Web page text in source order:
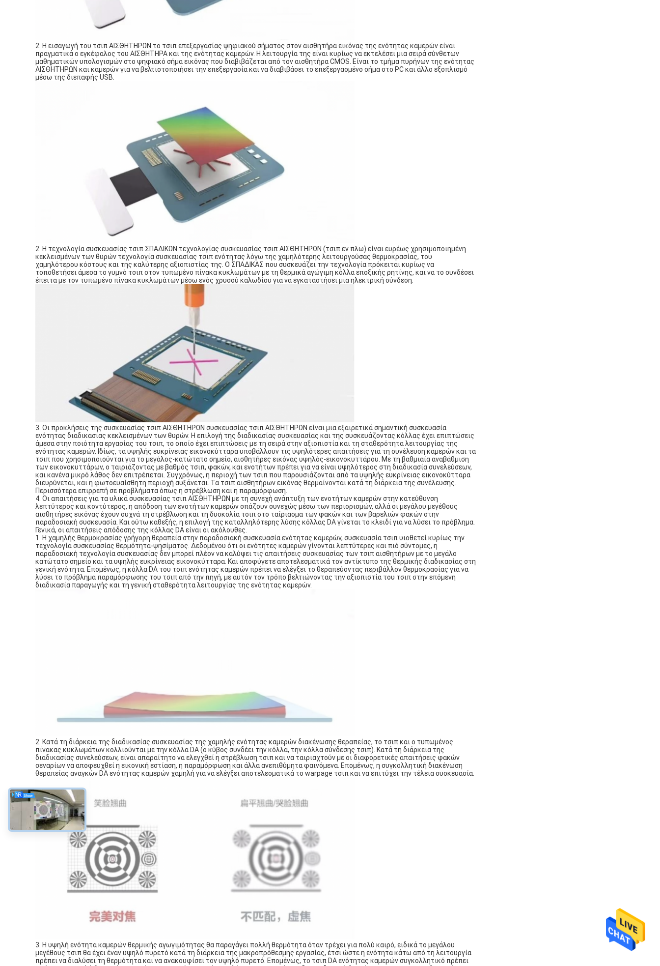
2. Η εισαγωγή του τσιπ ΑΙΣΘΗΤΗΡΩΝ το τσιπ επεξεργασίας ψηφιακού σήματος στον αισθητήρα εικόνας της ενότητας καμερών είναι
πραγματικά ο εγκέφαλος του ΑΙΣΘΗΤΗΡΑ και της ενότητας καμερών. Η λειτουργία της είναι κυρίως να εκτελέσει μια σειρά σύνθετων
μαθηματικών υπολογισμών στο ψηφιακό σήμα εικόνας που διαβιβάζεται από τον αισθητήρα CMOS. Είναι το τμήμα πυρήνων της ενότητας
ΑΙΣΘΗΤΗΡΩΝ και καμερών για να βελτιστοποιήσει την επεξεργασία και να διαβιβάσει το επεξεργασμένο σήμα στο PC και άλλο εξοπλισμό
μέσω της διεπαφής USB.
2. Η τεχνολογία συσκευασίας τσιπ ΣΠΑΔΙΚΩΝ τεχνολογίας συσκευασίας τσιπ ΑΙΣΘΗΤΗΡΩΝ (τσιπ εν πλω) είναι ευρέως χρησιμοποιημένη
κεκλεισμένων των θυρών τεχνολογία συσκευασίας τσιπ ενότητας λόγω της χαμηλότερης λειτουργούσας θερμοκρασίας, του
χαμηλότερου κόστους και της καλύτερης αξιοπιστίας της. Ο ΣΠΑΔΙΚΑΣ που συσκευάζει την τεχνολογία πρόκειται κυρίως να
τοποθετήσει άμεσα το γυμνό τσιπ στον τυπωμένο πίνακα κυκλωμάτων με τη θερμικά αγώγιμη κόλλα εποξικής ρητίνης, και να το συνδέσει
έπειτα με τον τυπωμένο πίνακα κυκλωμάτων μέσω ενός χρυσού καλωδίου για να εγκαταστήσει μια ηλεκτρική σύνδεση.
3. Οι προκλήσεις της συσκευασίας τσιπ ΑΙΣΘΗΤΗΡΩΝ συσκευασίας τσιπ ΑΙΣΘΗΤΗΡΩΝ είναι μια εξαιρετικά σημαντική συσκευασία
ενότητας διαδικασίας κεκλεισμένων των θυρών. Η επιλογή της διαδικασίας συσκευασίας και της συσκευάζοντας κόλλας έχει επιπτώσεις
άμεσα στην ποιότητα εργασίας του τσιπ, το οποίο έχει επιπτώσεις με τη σειρά στην αξιοπιστία και τη σταθερότητα λειτουργίας της
ενότητας καμερών. Ιδίως, τα υψηλής ευκρίνειας εικονοκύτταρα υποβάλλουν τις υψηλότερες απαιτήσεις για τη συνέλευση καμερών και τα
τσιπ που χρησιμοποιούνται για το μεγάλος-κατώτατο σημείο, αισθητήρες εικόνας υψηλός-εικονοκυττάρου. Με τη βαθμιαία αναβάθμιση
των εικονοκυττάρων, ο ταιριάζοντας με βαθμός τσιπ, φακών, και ενοτήτων πρέπει για να είναι υψηλότερος στη διαδικασία συνελεύσεων,
και κανένα μικρό λάθος δεν επιτρέπεται. Συγχρόνως, η περιοχή των τσιπ που παρουσιάζονται από τα υψηλής ευκρίνειας εικονοκύτταρα
διευρύνεται, και η φωτοευαίσθητη περιοχή αυξάνεται. Τα τσιπ αισθητήρων εικόνας θερμαίνονται κατά τη διάρκεια της συνέλευσης.
Περισσότερα επιρρεπή σε προβλήματα όπως η στρέβλωση και η παραμόρφωση.
4. Οι απαιτήσεις για τα υλικά συσκευασίας τσιπ ΑΙΣΘΗΤΗΡΩΝ με τη συνεχή ανάπτυξη των ενοτήτων καμερών στην κατεύθυνση
λεπτύτερος και κοντύτερος, η απόδοση των ενοτήτων καμερών σπάζουν συνεχώς μέσω των περιορισμών, αλλά οι μεγάλου μεγέθους
αισθητήρες εικόνας έχουν συχνά τη στρέβλωση και τη δυσκολία τσιπ στο ταίριασμα των φακών και των βαρελιών φακών στην
παραδοσιακή συσκευασία. Και ούτω καθεξής, η επιλογή της καταλληλότερης λύσης κόλλας DA γίνεται το κλειδί για να λύσει το πρόβλημα.
Γενικά, οι απαιτήσεις απόδοσης της κόλλας DA είναι οι ακόλουθες.
1. Η χαμηλής θερμοκρασίας γρήγορη θεραπεία στην παραδοσιακή συσκευασία ενότητας καμερών, συσκευασία τσιπ υιοθετεί κυρίως την
τεχνολογία συσκευασίας θερμότητα-ψησίματος. Δεδομένου ότι οι ενότητες καμερών γίνονται λεπτύτερες και πιό σύντομες, η
παραδοσιακή τεχνολογία συσκευασίας δεν μπορεί πλέον να καλύψει τις απαιτήσεις συσκευασίας των τσιπ αισθητήρων με το μεγάλο
κατώτατο σημείο και τα υψηλής ευκρίνειας εικονοκύτταρα. Και αποφύγετε αποτελεσματικά τον αντίκτυπο της θερμικής διαδικασίας στη
γενική ενότητα. Επομένως, η κόλλα DA του τσιπ ενότητας καμερών πρέπει να ελέγξει το θεραπεύοντας περιβάλλον θερμοκρασίας για να
λύσει το πρόβλημα παραμόρφωσης του τσιπ από την πηγή, με αυτόν τον τρόπο βελτιώνοντας την αξιοπιστία του τσιπ στην επόμενη
διαδικασία παραγωγής και τη γενική σταθερότητα λειτουργίας της ενότητας καμερών.
2. Κατά τη διάρκεια της διαδικασίας συσκευασίας της χαμηλής ενότητας καμερών διακένωσης θεραπείας, το τσιπ και ο τυπωμένος
πίνακας κυκλωμάτων κολλιούνται με την κόλλα DA (ο κύβος συνδέει την κόλλα, την κόλλα σύνδεσης τσιπ). Κατά τη διάρκεια της
διαδικασίας συνελεύσεων, είναι απαραίτητο να ελεγχθεί η στρέβλωση τσιπ και να ταιριαχτούν με οι διαφορετικές απαιτήσεις φακών
σεναρίων να αποφευχθεί η εικονική εστίαση, η παραμόρφωση και άλλα ανεπιθύμητα φαινόμενα. Επομένως, η συγκολλητική διακένωση
θεραπείας αναγκών DA ενότητας καμερών χαμηλή για να ελέγξει αποτελεσματικά το warpage τσιπ και να επιτύχει την τέλεια συσκευασία.
3. Η υψηλή ενότητα καμερών θερμικής αγωγιμότητας θα παραγάγει πολλή θερμότητα όταν τρέχει για πολύ καιρό, ειδικά το μεγάλου
μεγέθους τσιπ θα έχει έναν υψηλό πυρετό κατά τη διάρκεια της μακροπρόθεσμης εργασίας, έτσι ώστε η ενότητα κάτω από τη λειτουργία
πρέπει να διαλύσει τη θερμότητα και να ανακουφίσει τον υψηλό πυρετό. Επομένως, το τσιπ DA ενότητας καμερών συγκολλητικό πρέπει